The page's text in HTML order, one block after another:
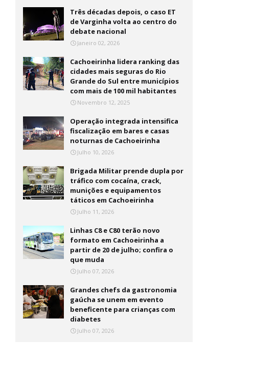
Três décadas depois, o caso ET
de Varginha volta ao centro do
debate nacional
Janeiro 02, 2026
Cachoeirinha lidera ranking das
cidades mais seguras do Rio
Grande do Sul entre municípios
com mais de 100 mil habitantes
Novembro 12, 2025
Operação integrada intensifica
fiscalização em bares e casas
noturnas de Cachoeirinha
Julho 10, 2026
Brigada Militar prende dupla por
tráfico com cocaína, crack,
munições e equipamentos
táticos em Cachoeirinha
Julho 11, 2026
Linhas C8 e C80 terão novo
formato em Cachoeirinha a
partir de 20 de julho; confira o
que muda
Julho 07, 2026
Grandes chefs da gastronomia
gaúcha se unem em evento
beneficente para crianças com
diabetes
Julho 07, 2026